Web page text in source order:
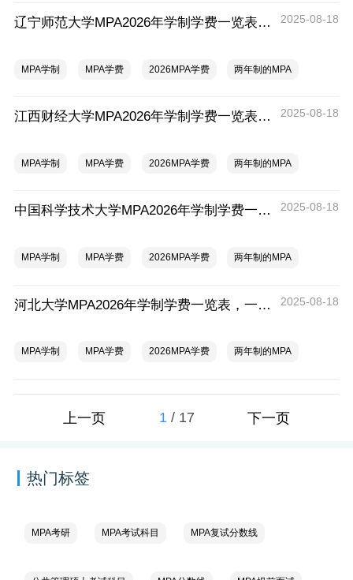
辽宁师范大学MPA2026年学制学费一览表，一年多少钱？ 2025-08-18
MPA学制 MPA学费 2026MPA学费 两年制的MPA
江西财经大学MPA2026年学制学费一览表，一年多少钱？ 2025-08-18
MPA学制 MPA学费 2026MPA学费 两年制的MPA
中国科学技术大学MPA2026年学制学费一览表，一年多少钱？ 2025-08-18
MPA学制 MPA学费 2026MPA学费 两年制的MPA
河北大学MPA2026年学制学费一览表，一年多少钱？ 2025-08-18
MPA学制 MPA学费 2026MPA学费 两年制的MPA
上一页 1 / 17 下一页
热门标签
MPA考研 MPA考试科目 MPA复试分数线